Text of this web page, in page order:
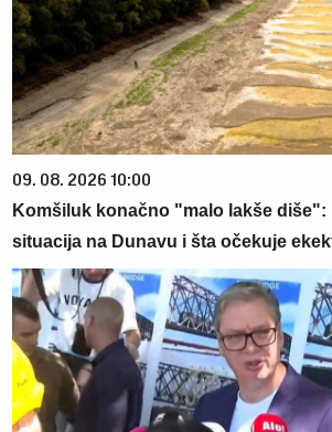
09. 08. 2026 10:00
Komšiluk konačno "malo lakše diše":
situacija na Dunavu i šta očekuje